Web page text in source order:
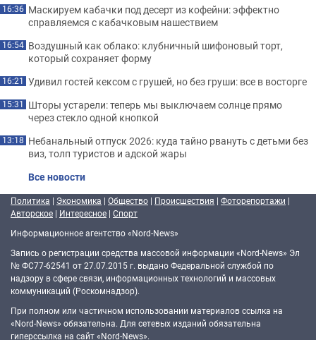
16:36 Маскируем кабачки под десерт из кофейни: эффектно
справляемся с кабачковым нашествием
16:54 Воздушный как облако: клубничный шифоновый торт,
который сохраняет форму
16:21 Удивил гостей кексом с грушей, но без груши: все в восторге
15:31 Шторы устарели: теперь мы выключаем солнце прямо
через стекло одной кнопкой
13:18 Небанальный отпуск 2026: куда тайно рвануть с детьми без
виз, толп туристов и адской жары
Все новости
Политика | Экономика | Общество | Происшествия | Фоторепортажи |
Авторское | Интересное | Спорт
Информационное агентство «Nord-News»
Запись о регистрации средства массовой информации «Nord-News» Эл
№ ФС77-62541 от 27.07.2015 г. выдано Федеральной службой по
надзору в сфере связи, информационных технологий и массовых
коммуникаций (Роскомнадзор).
При полном или частичном использовании материалов ссылка на
«Nord-News» обязательна. Для сетевых изданий обязательна
гиперссылка на сайт «Nord-News».